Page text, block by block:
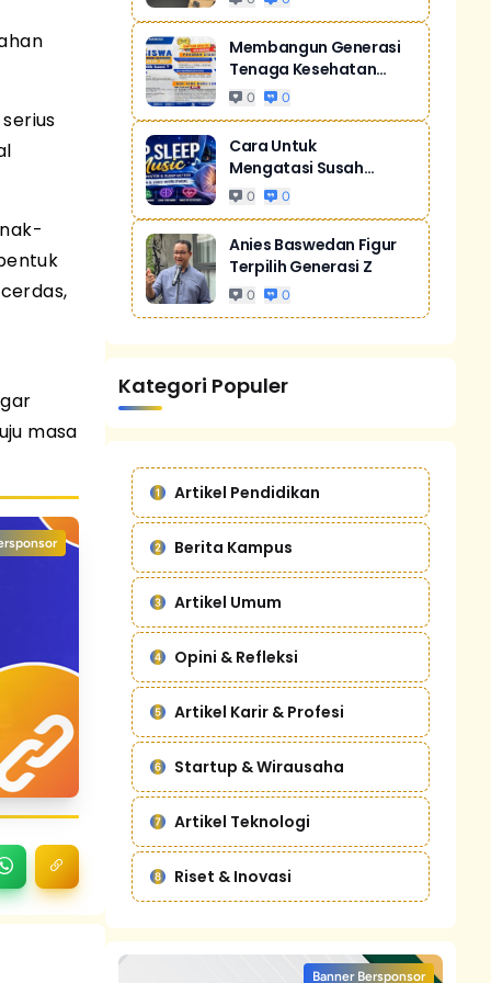
masa
Membangun Generasi
Tenaga Kesehatan
Unggul Dan Men...
0 0
Cara Untuk
Mengatasi Susah
Tidur Akibat Stres
0 0
Anies Baswedan Figur
Terpilih Generasi Z
0 0
Kategori Populer
Artikel Pendidikan
Berita Kampus
Artikel Umum
Opini & Refleksi
Artikel Karir & Profesi
Startup & Wirausaha
Artikel Teknologi
Riset & Inovasi
Banner Bersponsor